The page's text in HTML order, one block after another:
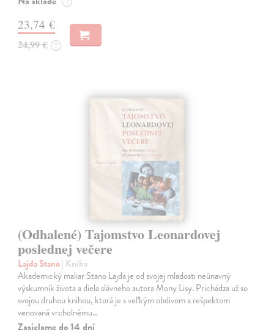
23,74 €
24,99 € ?
(Odhalené) Tajomstvo Leonardovej
poslednej večere
Lajda Stano| Kniha
Akademický maliar Stano Lajda je od svojej mladosti neúnavný
výskumník života a diela slávneho autora Mony Lisy. Prichádza už so
svojou druhou knihou, ktorá je s veľkým obdivom a rešpektom
venovaná vrcholnému…
Zasielame do 14 dní